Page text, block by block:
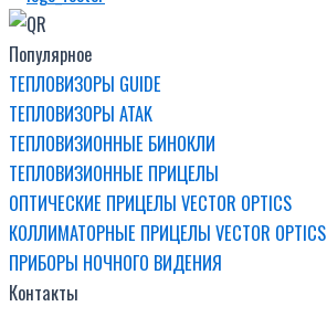
Популярное
ТЕПЛОВИЗОРЫ GUIDE
ТЕПЛОВИЗОРЫ ATAK
ТЕПЛОВИЗИОННЫЕ БИНОКЛИ
ТЕПЛОВИЗИОННЫЕ ПРИЦЕЛЫ
ОПТИЧЕСКИЕ ПРИЦЕЛЫ VECTOR OPTICS
КОЛЛИМАТОРНЫЕ ПРИЦЕЛЫ VECTOR OPTICS
ПРИБОРЫ НОЧНОГО ВИДЕНИЯ
Контакты